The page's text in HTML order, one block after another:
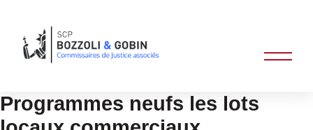
Programmes neufs les lots